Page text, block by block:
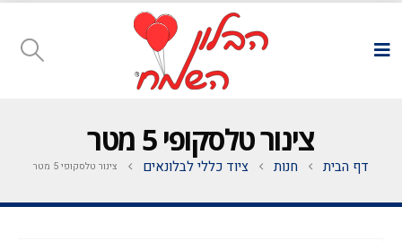
צינור טלסקופי 5 מטר
דף הבית חנות ציוד כללי לבלונאים צינור טלסקופי 5 מטר